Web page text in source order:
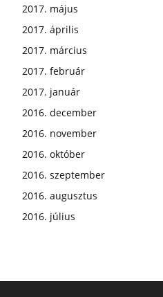
2017. május
2017. április
2017. március
2017. február
2017. január
2016. december
2016. november
2016. október
2016. szeptember
2016. augusztus
2016. július